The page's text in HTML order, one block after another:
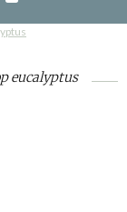
eucalyptus